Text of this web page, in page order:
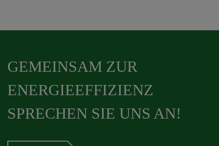
GEMEINSAM ZUR
ENERGIEEFFIZIENZ
SPRECHEN SIE UNS AN!